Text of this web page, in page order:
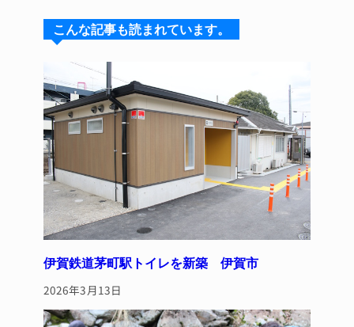
s
k
y
a
d
e
b
o
k
re
st
こんな記事も読まれています。
伊賀鉄道茅町駅トイレを新築 伊賀市
2026年3月13日